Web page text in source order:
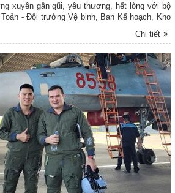
xuyên gần gũi, yêu thương, hết lòng với bộ
- Đội trưởng Vệ binh, Ban Kế hoạch, Kho
tốt chức trách nhiệm vụ được giao, 3 năm
Chi tiết